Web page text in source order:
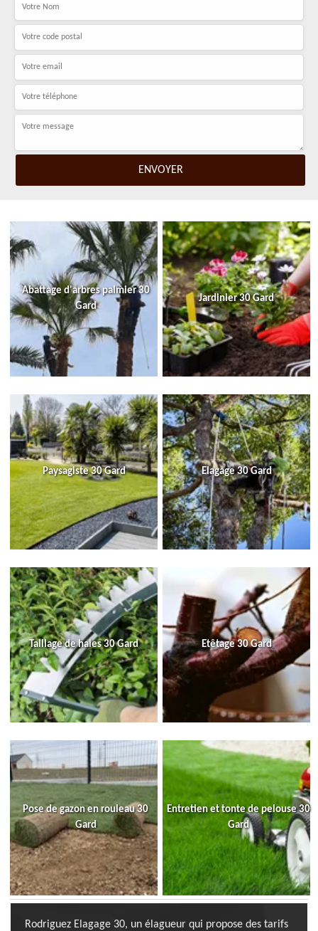
Abattage d'arbres palmier 30
Gard
Jardinier 30 Gard
Paysagiste 30 Gard Elagage 30 Gard
Taillage de haies 30 Gard Etêtage 30 Gard
Pose de gazon en rouleau 30
Gard
Entretien et tonte de pelouse 30
Gard
Rodriguez Elagage 30, un élagueur qui propose des tarifs